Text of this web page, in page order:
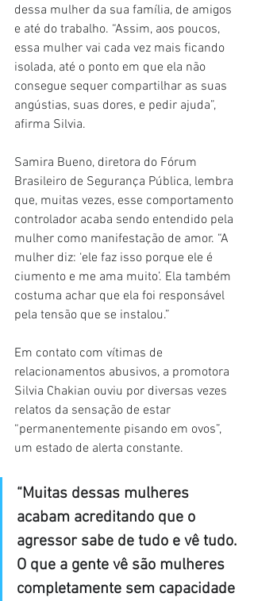
dessa mulher da sua família, de amigos
e até do trabalho. “Assim, aos poucos,
essa mulher vai cada vez mais ficando
isolada, até o ponto em que ela não
consegue sequer compartilhar as suas
angústias, suas dores, e pedir ajuda”,
afirma Silvia.
Samira Bueno, diretora do Fórum
Brasileiro de Segurança Pública, lembra
que, muitas vezes, esse comportamento
controlador acaba sendo entendido pela
mulher como manifestação de amor. “A
mulher diz: ‘ele faz isso porque ele é
ciumento e me ama muito’. Ela também
costuma achar que ela foi responsável
pela tensão que se instalou.”
Em contato com vítimas de
relacionamentos abusivos, a promotora
Silvia Chakian ouviu por diversas vezes
relatos da sensação de estar
“permanentemente pisando em ovos”,
um estado de alerta constante.
“Muitas dessas mulheres
acabam acreditando que o
agressor sabe de tudo e vê tudo.
O que a gente vê são mulheres
completamente sem capacidade